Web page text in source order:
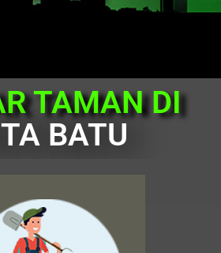
TAMAN DI
BATU